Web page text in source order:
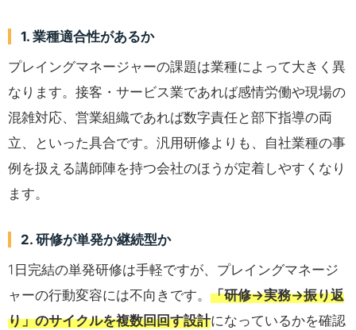
1. 業種適合性があるか
プレイングマネージャーの課題は業種によって大きく異
なります。接客・サービス業であれば感情労働や現場の
混雑対応、営業組織であれば数字責任と部下指導の両
立、といった具合です。汎用研修よりも、自社業種の事
例を扱える講師陣を持つ会社のほうが定着しやすくなり
ます。
2. 研修が単発か継続型か
1日完結の単発研修は手軽ですが、プレイングマネージ
ャーの行動変容には不向きです。 「研修→実務→振り返
り」のサイクルを複数回回す設計になっているかを確認